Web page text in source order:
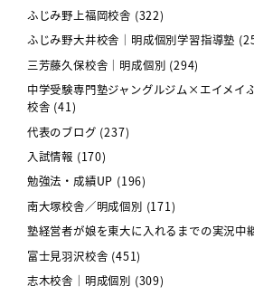
ふじみ野上福岡校舎 (322)
ふじみ野大井校舎｜明成個別学習指導塾
三芳藤久保校舎｜明成個別 (294)
中学受験専門塾ジャングルジム×エイメイ
校舎 (41)
代表のブログ (237)
入試情報 (170)
勉強法・成績UP (196)
南大塚校舎／明成個別 (171)
塾経営者が娘を東大に入れるまでの実況中
富士見羽沢校舎 (451)
志木校舎｜明成個別 (309)